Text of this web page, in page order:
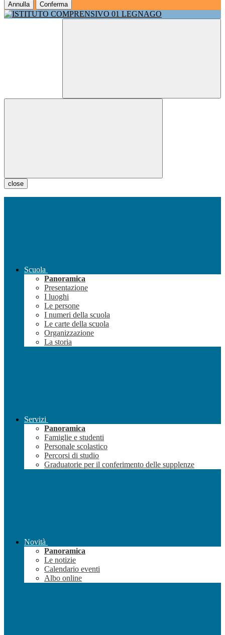
Annulla Conferma
close
Scuola
Panoramica
Presentazione
I luoghi
Le persone
I numeri della scuola
Le carte della scuola
Organizzazione
La storia
Servizi
Panoramica
Famiglie e studenti
Personale scolastico
Percorsi di studio
Graduatorie per il conferimento delle supplenze
Novità
Panoramica
Le notizie
Calendario eventi
Albo online